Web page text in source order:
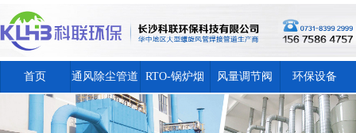
首页 通风除尘管道 RTO-锅炉烟
囱
风量调节阀 环保设备